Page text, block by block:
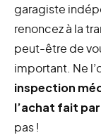
garagiste
renoncez à la
peut-être de
important. Ne
inspection
l’achat fait
pas !